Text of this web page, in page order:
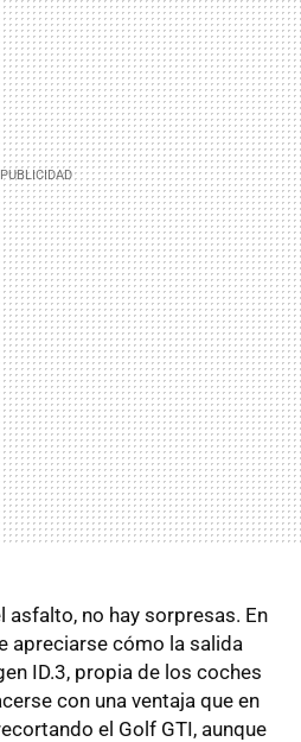
asfalto, no hay sorpresas. En
apreciarse cómo la salida
ID.3, propia de los coches
con una ventaja que en
el Golf GTI, aunque